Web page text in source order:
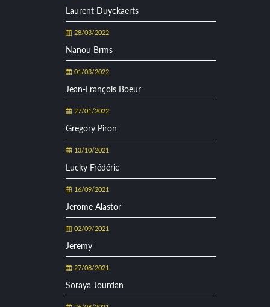
Laurent Duyckaerts
28/03/2022
Nanou Brms
01/03/2022
Jean-François Boeur
27/01/2022
Gregory Piron
13/10/2021
Lucky Frédéric
16/09/2021
Jerome Alastor
02/09/2021
Jeremy
27/08/2021
Soraya Jourdan